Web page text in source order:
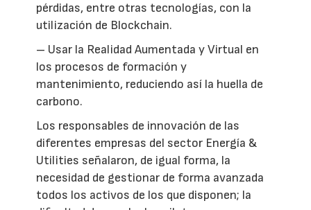
pérdidas, entre otras tecnologías, con la
utilización de Blockchain.
– Usar la Realidad Aumentada y Virtual en
los procesos de formación y
mantenimiento, reduciendo así la huella de
carbono.
Los responsables de innovación de las
diferentes empresas del sector Energía &
Utilities señalaron, de igual forma, la
necesidad de gestionar de forma avanzada
todos los activos de los que disponen; la